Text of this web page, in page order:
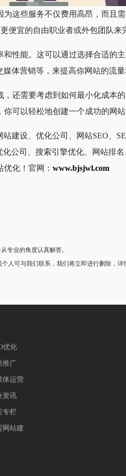
这些服务不仅费用高昂，而且
便宜的自由职业者或外包团队来
性能。这可以通过选择合适的
体营销等，来提高你网站的流
还需要考虑到如何最小化成本
可以轻松地创建一个成功的网站
建设、优化公司、网站SEO、
公司、搜索引擎优化、网站排
化！官网： www.bjsjwl.com
专业的角度认真解答。
与我们联系，我们将立即进行删除，详
优化
推广
体运营
资讯
专栏
网站建